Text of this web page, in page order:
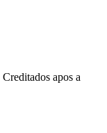
Creditados apos a